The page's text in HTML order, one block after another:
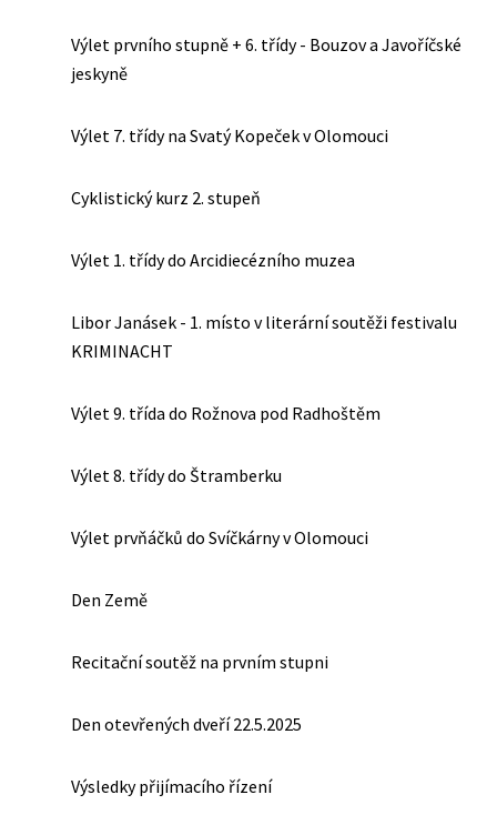
Výlet prvního stupně + 6. třídy - Bouzov a Javoříčské
jeskyně
Výlet 7. třídy na Svatý Kopeček v Olomouci
Cyklistický kurz 2. stupeň
Výlet 1. třídy do Arcidiecézního muzea
Libor Janásek - 1. místo v literární soutěži festivalu
KRIMINACHT
Výlet 9. třída do Rožnova pod Radhoštěm
Výlet 8. třídy do Štramberku
Výlet prvňáčků do Svíčkárny v Olomouci
Den Země
Recitační soutěž na prvním stupni
Den otevřených dveří 22.5.2025
Výsledky přijímacího řízení